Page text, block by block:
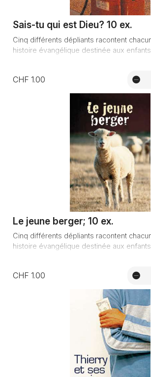
Sais-tu qui est Dieu? 10 ex.
Cinq différents dépliants racontent
histoire évangélique destinée aux
CHF 1.00
Le jeune berger; 10 ex.
Cinq différents dépliants racontent
histoire évangélique destinée aux
CHF 1.00